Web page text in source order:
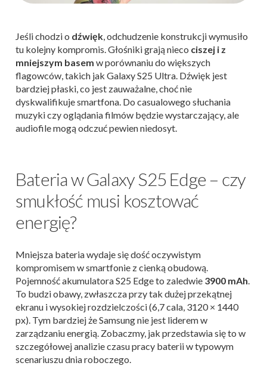
Jeśli chodzi o dźwięk, odchudzenie konstrukcji wymusiło
tu kolejny kompromis. Głośniki grają nieco ciszej i z
mniejszym basem w porównaniu do większych
flagowców, takich jak Galaxy S25 Ultra. Dźwięk jest
bardziej płaski, co jest zauważalne, choć nie
dyskwalifikuje smartfona. Do casualowego słuchania
muzyki czy oglądania filmów będzie wystarczający, ale
audiofile mogą odczuć pewien niedosyt.
Bateria w Galaxy S25 Edge – czy
smukłość musi kosztować
energię?
Mniejsza bateria wydaje się dość oczywistym
kompromisem w smartfonie z cienką obudową.
Pojemność akumulatora S25 Edge to zaledwie 3900 mAh.
To budzi obawy, zwłaszcza przy tak dużej przekątnej
ekranu i wysokiej rozdzielczości (6,7 cala, 3120 × 1440
px). Tym bardziej że Samsung nie jest liderem w
zarządzaniu energią. Zobaczmy, jak przedstawia się to w
szczegółowej analizie czasu pracy baterii w typowym
scenariuszu dnia roboczego.